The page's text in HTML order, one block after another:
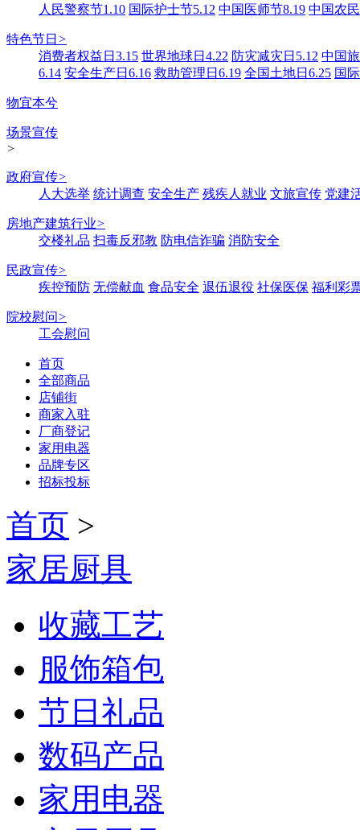
人民警察节1.10 国际护士节5.12 中国医师节8.19 中国农
特色节日 >
消费者权益日3.15 世界地球日4.22 防灾减灾日5.12 中国
6.14 安全生产日6.16 救助管理日6.19 全国土地日6.25 国
物宜本兮
场景宣传
>
政府宣传>
人大选举 统计调查 安全生产 残疾人就业 文旅宣传 党建
房地产建筑行业>
交楼礼品 扫毒反邪教 防电信诈骗 消防安全
民政宣传>
疾控预防 无偿献血 食品安全 退伍退役 社保医保 福利彩
院校慰问>
工会慰问
首页
全部商品
店铺街
商家入驻
厂商登记
家用电器
品牌专区
招标投标
首页 >
家居厨具
收藏工艺
服饰箱包
节日礼品
数码产品
家用电器